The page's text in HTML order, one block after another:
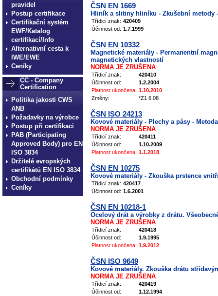
pravidel
Postup certifikace
Certifikační systém
EWF/Katalog
certifikací/Info
Alternativní cesta k
IWE/EWE
Ceníky
CC - Company
Certification
Politika jakosti CWS
ANB
Požadavky na výrobce
Postup při certifikaci
PAB (Participating
Approved Body) pro EN
ISO 3834
Držitelé evropských
certifikátů EN ISO 3834
Obchodní podmínky
Ceníky
ČSN EN 1669
Hliník a slitiny hliníku - Zkušební metody
Třídicí znak: 420409
Účinnost od: 1.7.1999
ČSN EN 10332
Magnetické materiály - Permanentní
magnetických vlastností
NORMA JE ZRUŠENA
Třídicí znak:
420410
Účinnost od:
1.2.2004
Platnost ukončena: 1.10.2010
Změny:
*Z1 6.08
ČSN ISO 24213
Kovové materiály - Plechy a pásy -
NORMA JE ZRUŠENA
Třídicí znak:
420411
Účinnost od:
1.10.2009
Platnost ukončena: 1.1.2018
ČSN EN 10275
Kovové materiály - Zkouška prstence
Třídicí znak: 420417
Účinnost od: 1.6.2001
ČSN EN 10218-1
Ocelový drát a výrobky z drátu.
NORMA JE ZRUŠENA
Třídicí znak:
420418
Účinnost od:
1.9.1995
Platnost ukončena: 1.9.2012
ČSN ISO 9649
Kovové materiály. Zkouška drátu
NORMA JE ZRUŠENA
Třídicí znak:
420419
Účinnost od:
1.12.1994